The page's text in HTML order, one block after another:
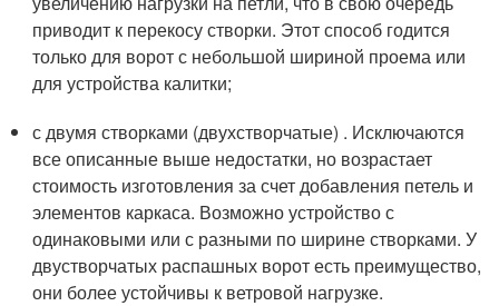
приводит к перекосу створки. Этот способ годится
только для ворот с небольшой шириной проема или
для устройства калитки;
с двумя створками (двухстворчатые) . Исключаются
все описанные выше недостатки, но возрастает
стоимость изготовления за счет добавления петель и
элементов каркаса. Возможно устройство с
одинаковыми или с разными по ширине створками. У
двустворчатых распашных ворот есть преимущество,
они более устойчивы к ветровой нагрузке.